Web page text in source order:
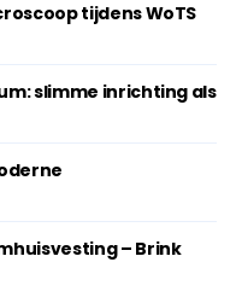
tijdens WoTS
slimme inrichting als
– Brink